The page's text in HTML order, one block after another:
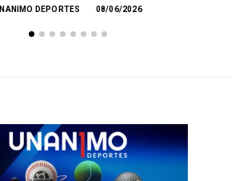
DEPORTES 08/06/2026